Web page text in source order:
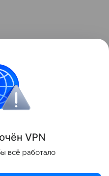
ён VPN
всё работало